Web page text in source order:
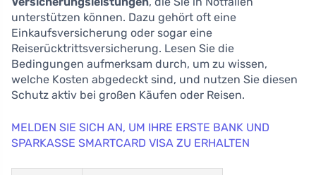
unterstützen können. Dazu gehört oft eine
Einkaufsversicherung oder sogar eine
Reiserücktrittsversicherung. Lesen Sie die
Bedingungen aufmerksam durch, um zu wissen,
welche Kosten abgedeckt sind, und nutzen Sie diesen
Schutz aktiv bei großen Käufen oder Reisen.
MELDEN SIE SICH AN, UM IHRE ERSTE BANK UND
SPARKASSE SMARTCARD VISA ZU ERHALTEN